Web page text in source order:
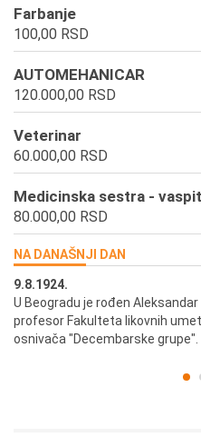
Farbanje
100,00 RSD
AUTOMEHANICAR
120.000,00 RSD
Veterinar
60.000,00 RSD
Medicinska sestra -
80.000,00 RSD
NA DANAŠNJI DAN
9.8.1924.
U Beogradu je rođen
profesor Fakulteta likovnih
osnivača "Decembarske grupe".